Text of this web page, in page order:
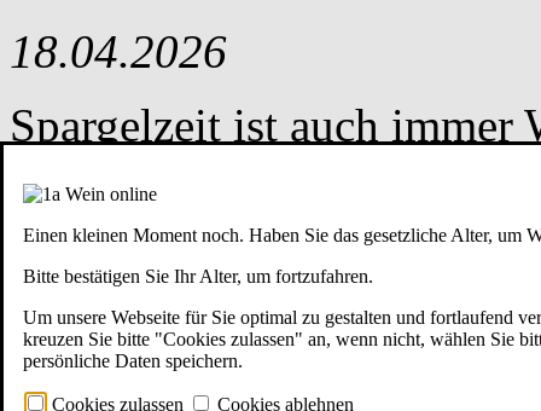
18.04.2026
Spargelzeit ist auch immer
zusammen sind Vorboten
Erdbeeren beginnt im
Gemüse und Obst. In
miteinander kombiniert
Einen kleinen Moment noch. Haben Sie das gesetzliche Alter, um
Bitte bestätigen Sie Ihr Alter, um fortzufahren.
Um unsere Webseite für Sie optimal zu gestalten und fortlaufend
kreuzen Sie bitte "Cookies zulassen" an, wenn nicht, wählen Sie
persönliche Daten speichern.
Cookies zulassen Cookies ablehnen